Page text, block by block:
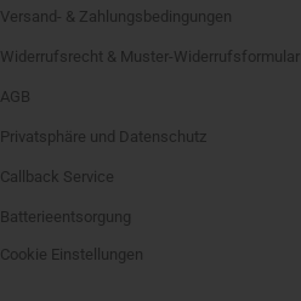
Versand- & Zahlungsbedingungen
Widerrufsrecht & Muster-Widerrufsformular
AGB
Privatsphäre und Datenschutz
Callback Service
Batterieentsorgung
Cookie Einstellungen